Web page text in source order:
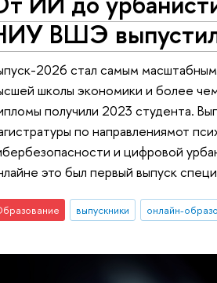
ВШЭ выпустил
2026 стал самым
школы экономики и более
получили 2023 студента.
по направлениямот
и цифровой
это был первый выпуск
выпускники онлайн-